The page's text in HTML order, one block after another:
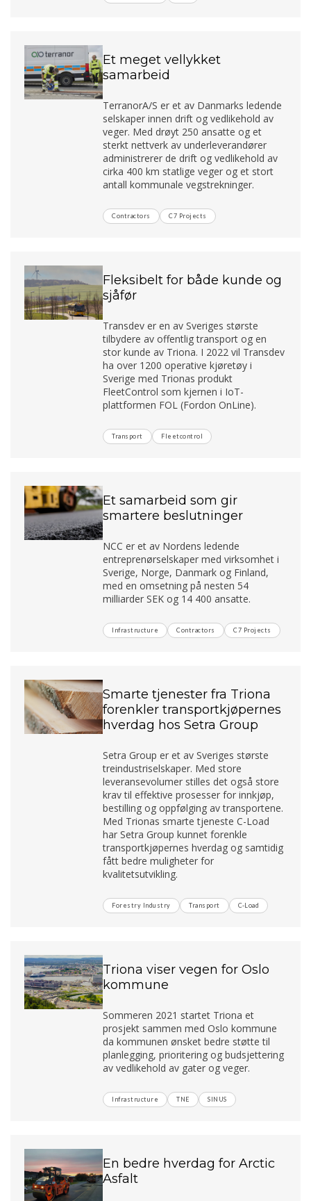
Et meget vellykket
samarbeid
TerranorA/S er et av Danmarks ledende
selskaper innen drift og vedlikehold av
veger. Med drøyt 250 ansatte og et
sterkt nettverk av underleverandører
administrerer de drift og vedlikehold av
cirka 400 km statlige veger og et stort
antall kommunale vegstrekninger.
Contractors C7 Projects
Fleksibelt for både kunde og
sjåfør
Transdev er en av Sveriges største
tilbydere av offentlig transport og en
stor kunde av Triona. I 2022 vil Transdev
ha over 1200 operative kjøretøy i
Sverige med Trionas produkt
FleetControl som kjernen i IoT-
plattformen FOL (Fordon OnLine).
Transport Fleetcontrol
Et samarbeid som gir
smartere beslutninger
NCC er et av Nordens ledende
entreprenørselskaper med virksomhet i
Sverige, Norge, Danmark og Finland,
med en omsetning på nesten 54
milliarder SEK og 14 400 ansatte.
Infrastructure Contractors C7 Projects
Smarte tjenester fra Triona
forenkler transportkjøpernes
hverdag hos Setra Group
Setra Group er et av Sveriges største
treindustriselskaper. Med store
leveransevolumer stilles det også store
krav til effektive prosesser for innkjøp,
bestilling og oppfølging av transportene.
Med Trionas smarte tjeneste C-Load
har Setra Group kunnet forenkle
transportkjøpernes hverdag og samtidig
fått bedre muligheter for
kvalitetsutvikling.
Forestry Industry Transport C-Load
Triona viser vegen for Oslo
kommune
Sommeren 2021 startet Triona et
prosjekt sammen med Oslo kommune
da kommunen ønsket bedre støtte til
planlegging, prioritering og budsjettering
av vedlikehold av gater og veger.
Infrastructure TNE SINUS
En bedre hverdag for Arctic
Asfalt